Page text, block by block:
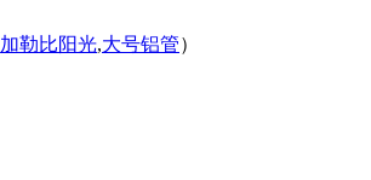
加勒比阳光,大号铝管）